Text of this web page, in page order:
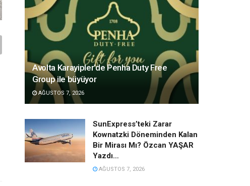
Avolta Karayipler’de Penha Duty Free
Group ile büyüyor
AĞUSTOS 7, 2026
SunExpress’teki Zarar
Kownatzki Döneminden Kalan
Bir Mirası Mı? Özcan YAŞAR
Yazdı…
AĞUSTOS 7, 2026